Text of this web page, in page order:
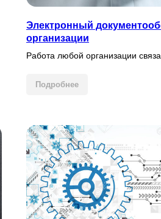
Электронный
организации
Работа любой организации
Подробнее